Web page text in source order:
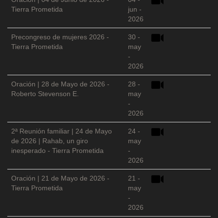
Tierra Prometida
jun -
2026
Precongreso de mujeres 2026 -
Tierra Prometida
30 -
may
-
2026
Oración | 28 de Mayo de 2026 -
Roberto Stevenson E.
28 -
may
-
2026
2ª Reunión familiar | 24 de Mayo
de 2026 | Rahab, un giro
inesperado - Tierra Prometida
24 -
may
-
2026
Oración | 21 de Mayo de 2026 -
Tierra Prometida
21 -
may
-
2026